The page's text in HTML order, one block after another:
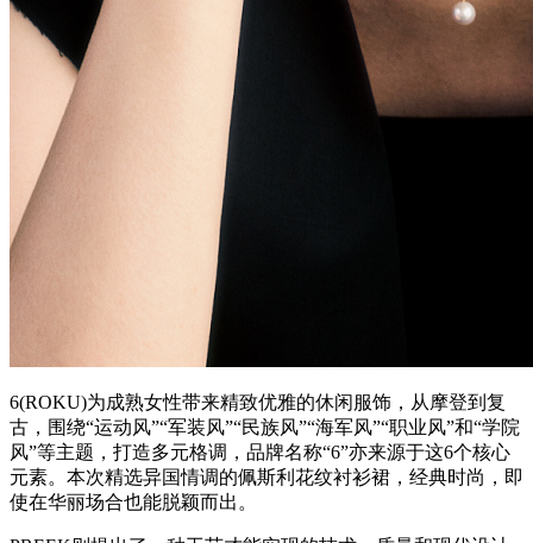
6(ROKU)为成熟女性带来精致优雅的休闲服饰，从摩登到复
古，围绕“运动风”“军装风”“民族风”“海军风”“职业风”和“学院
风”等主题，打造多元格调，品牌名称“6”亦来源于这6个核心
元素。本次精选异国情调的佩斯利花纹衬衫裙，经典时尚，即
使在华丽场合也能脱颖而出。